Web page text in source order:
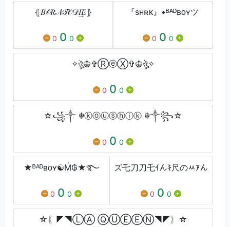
⦃𝐵𝒪𝑅𝒩𝒯𝒪𝒟𝐼͢͢͢𝐸⦄
0 0 0
『sʜʀᴋ』•ᴮᴬᴰʙᴏʏツ
0 0 0
✧ঔৣ☬✞ⓇⓔⓍ✞☬ঔৣ✧
0 0 0
☆꧁༒ ☬ⓚⓞⓤⓢⓗⓘⓚ ☬༒꧂☆
0 0 0
★ᴮᴬᴰʙᴏʏ☯Ḿ₲★࿐
0 0 0
ズ乇刀刀乇ｲんｷ尺のﾶｱん
0 0 0
☆〖◤◥ⓁⒶ ⓆⓊⒺⒺⓃ◥◤〗☆